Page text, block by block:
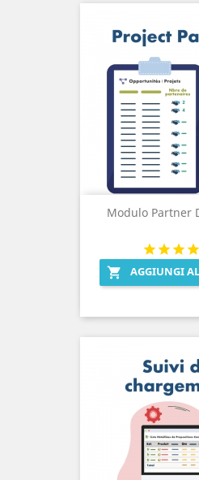
Modulo Partner
 AGGIUNGI